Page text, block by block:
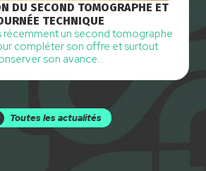
DU SECOND TOMOGRAPHE ET
TECHNIQUE
récemment un second tomographe
compléter son offre et surtout
son avance…
Toutes les actualités